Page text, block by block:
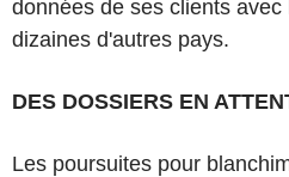
données de ses clients
dizaines d'autres pays.
DES DOSSIERS EN
Les poursuites pour